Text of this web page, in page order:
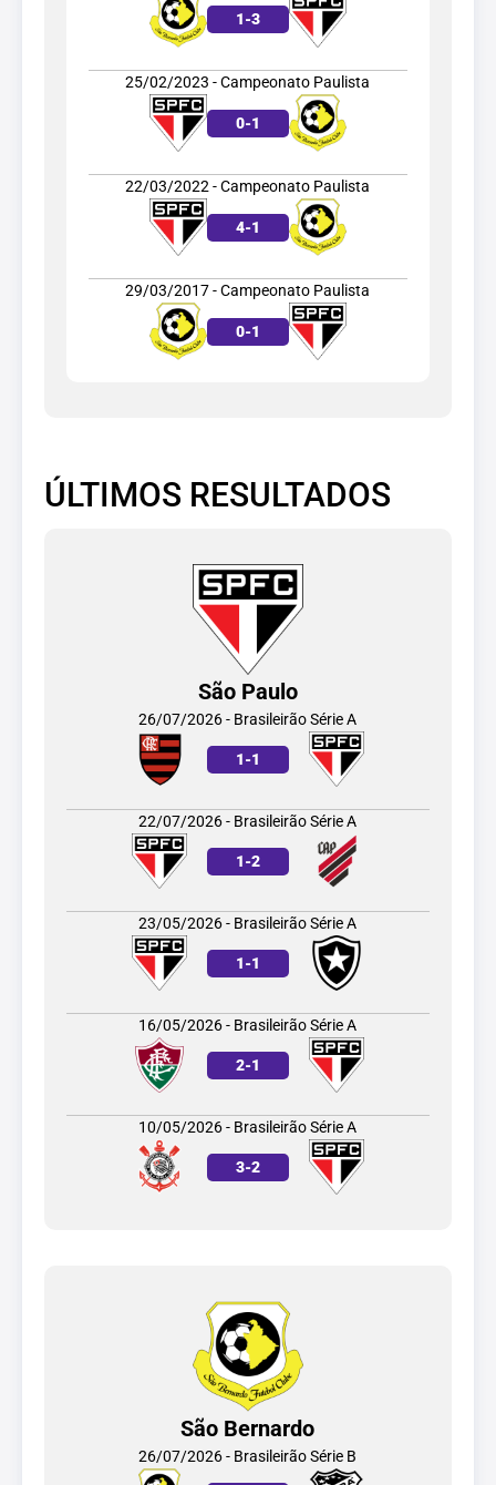
1-3
25/02/2023 - Campeonato Paulista
0-1
22/03/2022 - Campeonato Paulista
4-1
29/03/2017 - Campeonato Paulista
0-1
ÚLTIMOS RESULTADOS
São Paulo
26/07/2026 - Brasileirão Série A
1-1
22/07/2026 - Brasileirão Série A
1-2
23/05/2026 - Brasileirão Série A
1-1
16/05/2026 - Brasileirão Série A
2-1
10/05/2026 - Brasileirão Série A
3-2
São Bernardo
26/07/2026 - Brasileirão Série B